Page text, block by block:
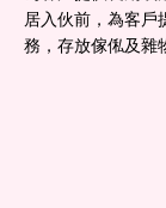
居入伙前，為客戶
務，存放傢俬及雜